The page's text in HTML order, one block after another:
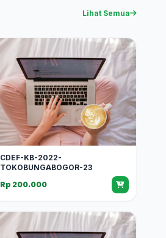
Lihat Semua
CDEF-KB-2022-
TOKOBUNGABOGOR-23
Rp 200.000